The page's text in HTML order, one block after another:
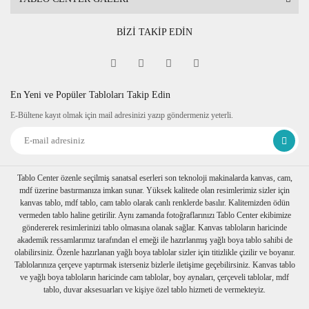
BİZİ TAKİP EDİN
En Yeni ve Popüler Tabloları Takip Edin
E-Bültene kayıt olmak için mail adresinizi yazıp göndermeniz yeterli.
Tablo Center özenle seçilmiş sanatsal eserleri son teknoloji makinalarda kanvas, cam,
mdf üzerine bastırmanıza imkan sunar. Yüksek kalitede olan resimlerimiz sizler için
kanvas tablo, mdf tablo, cam tablo olarak canlı renklerde basılır. Kalitemizden ödün
vermeden tablo haline getirilir. Aynı zamanda fotoğraflarınızı Tablo Center ekibimize
göndererek resimlerinizi tablo olmasına olanak sağlar. Kanvas tabloların haricinde
akademik ressamlarımız tarafından el emeği ile hazırlanmış yağlı boya tablo sahibi de
olabilirsiniz. Özenle hazırlanan yağlı boya tablolar sizler için titizlikle çizilir ve boyanır.
Tablolarınıza çerçeve yaptırmak isterseniz bizlerle iletişime geçebilirsiniz. Kanvas tablo
ve yağlı boya tabloların haricinde cam tablolar, boy aynaları, çerçeveli tablolar, mdf
tablo, duvar aksesuarları ve kişiye özel tablo hizmeti de vermekteyiz.